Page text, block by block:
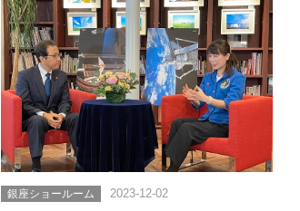
銀座ショールーム 2023-12-02